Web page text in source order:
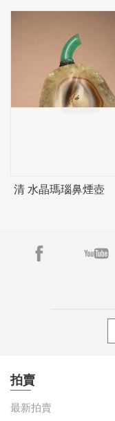
清 水晶瑪瑙鼻煙壺
拍賣
最新拍賣